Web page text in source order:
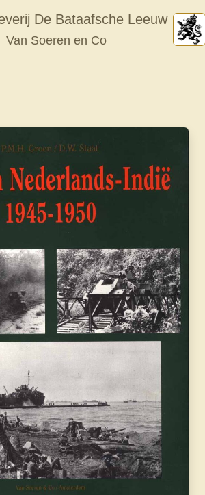
De Bataafsche Leeuw
Van Soeren en Co